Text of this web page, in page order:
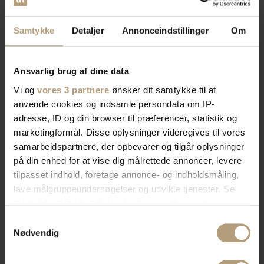
Samtykke Detaljer Annonceindstillinger Om
Ansvarlig brug af dine data
Vi og vores 3 partnere ønsker dit samtykke til at
anvende cookies og indsamle persondata om IP-
adresse, ID og din browser til præferencer, statistik og
marketingformål. Disse oplysninger videregives til vores
samarbejdspartnere, der opbevarer og tilgår oplysninger
på din enhed for at vise dig målrettede annoncer, levere
tilpasset indhold, foretage annonce- og indholdsmåling,
lave målgruppeundersøgelser og udvikle tjenester. Se
tilbage eller ændre indstillinger fra vores
"Cookiedeklaration", eller ved at trykke på "Privacy
Nødvendig